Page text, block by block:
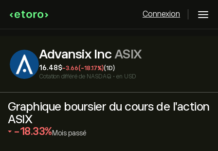
Connexion
Advansix Inc ASIX
16.48‎$‎-3.66(-18.17%)(1D)
Cotation différé de NASDAQ • en USD
Graphique boursier du cours de l'action
ASIX
‎-18.33‎ Mois passé